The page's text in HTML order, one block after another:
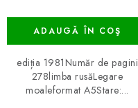
ADAUGĂ ÎN COŞ
ediția 1981Număr de pagini
278limba rusăLegare
moaleformat A5Stare:...